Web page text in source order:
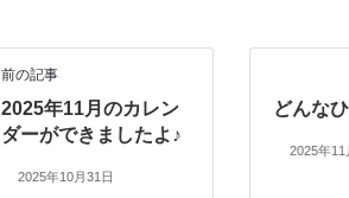
前の記事
2025年11月のカレン
ダーができましたよ♪
2025年10月31日
どんな
2025年11